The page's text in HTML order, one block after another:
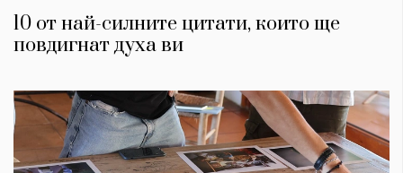
10 от най-силните цитати, които ще
повдигнат духa ви